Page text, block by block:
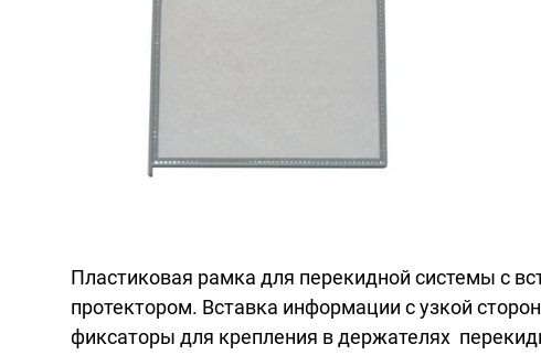
Пластиковая рамка для перекидной системы с
протектором. Вставка информации с узкой
фиксаторы для крепления в держателях